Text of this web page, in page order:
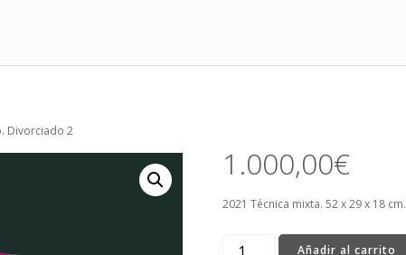
Divorciado 2
1.000,00€
2021 Técnica mixta. 52 x 29 x 18 cm.
Ángela
Añadir al carrito